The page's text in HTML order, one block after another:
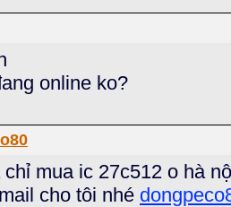
online ko?
chỉ mua ic 27c512 o hà
cho tôi nhé